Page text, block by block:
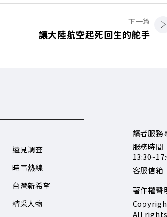
下一篇
讓大陸航空起死回生的舵手
遠見調查
時事熱線
台灣新希望
精采人物
讀者服務
服務時間
客服信
著作權聲
All